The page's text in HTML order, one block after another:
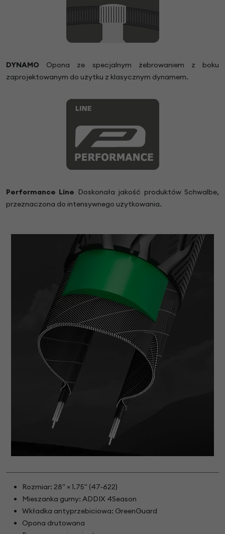
DYNAMO Opona ze specjalnym żebrowaniem z boku
zaprojektowanym do użytku z klasycznym dynamem.
Performance Line Doskonała jakość produktów Schwalbe,
przeznaczona do intensywnego użytkowania.
Rozmiar: 28" × 1.75" (47-622)
Mieszanka gumy: ADDIX 4Season
Wkładka antyprzebiciowa: GreenGuard
Opona drutowana